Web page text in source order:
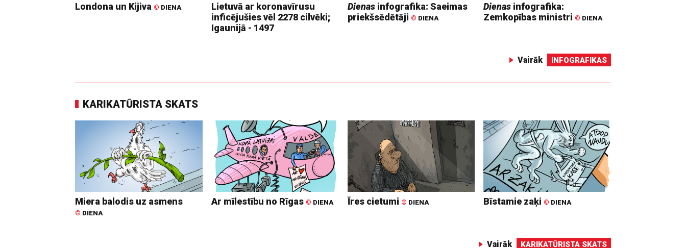
Londona un Kijiva © DIENA
Lietuvā ar koronavīrusu
inficējušies vēl 2278 cilvēki;
Igaunijā - 1497
Dienasinfografika: Saeimas
priekšsēdētāji © DIENA
Dienas infografika:
Zemkopības ministri © DIENA
Vairāk INFOGRAFIKAS
KARIKATŪRISTA SKATS
Miera balodis uz asmens
© DIENA
Ar mīlestību no Rīgas © DIENA Īres cietumi © DIENA Bīstamie zaķi © DIENA
Vairāk KARIKATŪRISTA SKATS